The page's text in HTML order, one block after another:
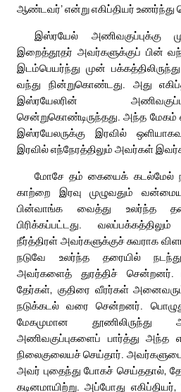
ஆண்டவர்’ என்று எகிப்தியர்
இஸ்ரயேல் அணிவகுப்புக்கு
இறைத்தூதர் அவர்களுக்குப் பின்
இடம்பெயர்ந்து முன்
வந்து நின்றுகொண்டது. அது
இஸ்ரயேலரின்
சென்றுகொண்டிருந்தது. அந்த மேகம்
இஸ்ரயேலருக்கு இரவில்
இரவில் எந்நேரத்திலும் அவர்கள்
மோசே தம் கையைக்
காற்றை இரவு முழுவதும்
பின்வாங்க வைத்து உலர்ந்த
பிரிக்கப்பட்டது.
நீர்த்திரள் அவர்களுக்குச் சுவராக
நடுவே உலர்ந்த தரையில்
அவர்களைத் துரத்திச் சென்றனர்.
தேர்கள், குதிரை வீரர்கள்
நடுக்கடல் வரை சென்றனர். பொழுது
மேகமுமான தூணிலிருந்து
அணிவகுப்புகளைப் பார்த்து அந்த
நிலைகுலையச் செய்தார்.
அவர் புதைந்து போகச் செய்ததால்,
கடினமாயிற்று. அப்போது எகிப்தியர்,